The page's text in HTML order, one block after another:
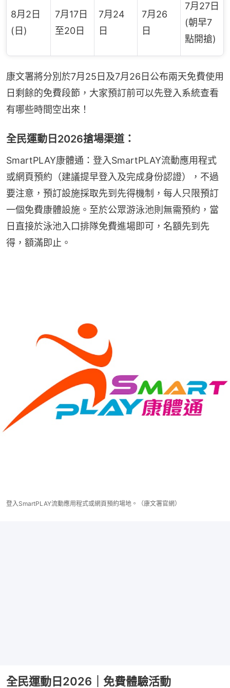
8月2日
(日)
7月17日
至20日
7月24
日
7月26
日
7月27日
(朝早7
點開搶)
康文署將分別於7月25日及7月26日公布兩天免費使用
日剩餘的免費段節，大家預訂前可以先登入系統查看
有哪些時間空出來！
全民運動日2026搶場渠道：
SmartPLAY康體通：登入SmartPLAY流動應用程式
或網頁預約（建議提早登入及完成身份認證），不過
要注意，預訂設施採取先到先得機制，每人只限預訂
一個免費康體設施。至於公眾游泳池則無需預約，當
日直接於泳池入口排隊免費進場即可，名額先到先
得，額滿即止。
登入SmartPLAY流動應用程式或網頁預約場地。（康文署官網）
全民運動日2026｜免費體驗活動